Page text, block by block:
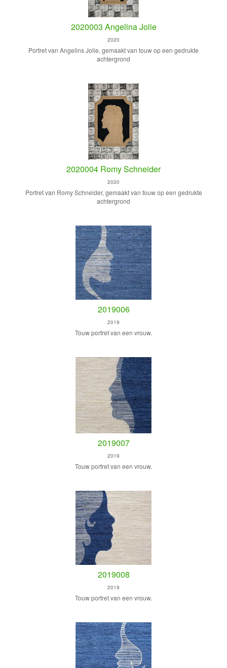
2020003 Angelina Jolie
2020
Portret van Angelins Jolie, gemaakt van touw op een gedrukte
achtergrond
2020004 Romy Schneider
2020
Portret van Romy Schneider, gemaakt van touw op een gedrukte
achtergrond
2019006
2019
Touw portret van een vrouw.
2019007
2019
Touw portret van een vrouw.
2019008
2019
Touw portret van een vrouw.